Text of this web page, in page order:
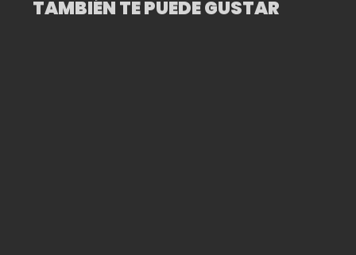
TAMBIÉN TE PUEDE GUSTAR